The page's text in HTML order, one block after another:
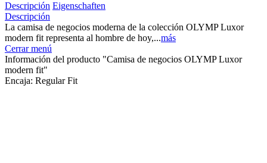
Descripción Eigenschaften
Descripción
La camisa de negocios moderna de la colección OLYMP Luxor
modern fit representa al hombre de hoy,...más
Cerrar menú
Información del producto "Camisa de negocios OLYMP Luxor
modern fit"
Encaja: Regular Fit